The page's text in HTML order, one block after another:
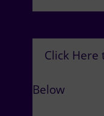
Click Here
Below